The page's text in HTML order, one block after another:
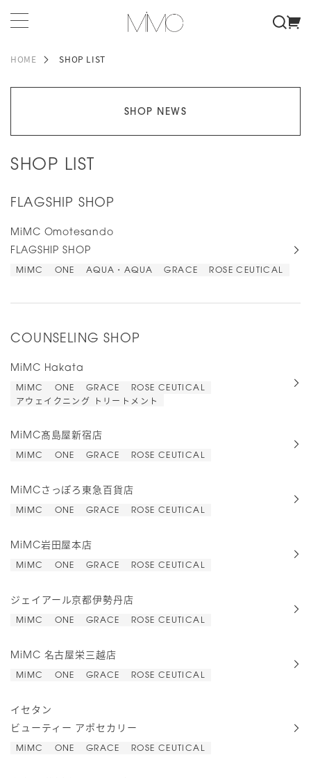
HOME SHOP LIST
SHOP NEWS
SHOP LIST
FLAGSHIP SHOP
MiMC Omotesando
FLAGSHIP SHOP
MiMC ONE AQUA・AQUA GRACE ROSE CEUTICAL
COUNSELING SHOP
MiMC Hakata
MiMC ONE GRACE ROSE CEUTICAL
アウェイクニング トリートメント
MiMC髙島屋新宿店
MiMC ONE GRACE ROSE CEUTICAL
MiMCさっぽろ東急百貨店
MiMC ONE GRACE ROSE CEUTICAL
MiMC岩田屋本店
MiMC ONE GRACE ROSE CEUTICAL
ジェイアール京都伊勢丹店
MiMC ONE GRACE ROSE CEUTICAL
MiMC 名古屋栄三越店
MiMC ONE GRACE ROSE CEUTICAL
イセタン
ビューティー アポセカリー
MiMC ONE GRACE ROSE CEUTICAL